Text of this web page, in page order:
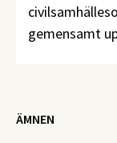
gemensamt
ÄMNEN